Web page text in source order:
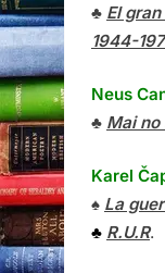
♣ El
1944-
Neus
♣ Mai no
Karel
♠ La
♣ R.U.R.